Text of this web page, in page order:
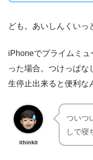
ども。あいしんくいっ
iPhoneでプライムミ
った場合。つけっぱな
生停止出来ると便利な
ithinkit
ついつ
しで寝